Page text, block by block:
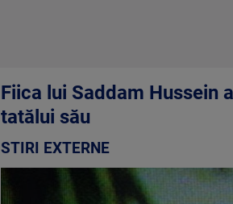
Fiica lui Saddam Hussein
tatălui său
STIRI EXTERNE